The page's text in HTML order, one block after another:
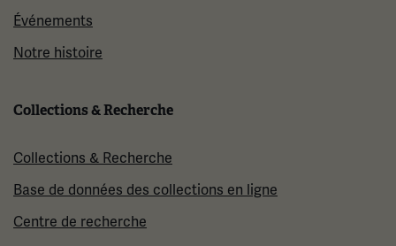
Événements
Notre histoire
Collections & Recherche
Collections & Recherche
Base de données des collections en ligne
Centre de recherche